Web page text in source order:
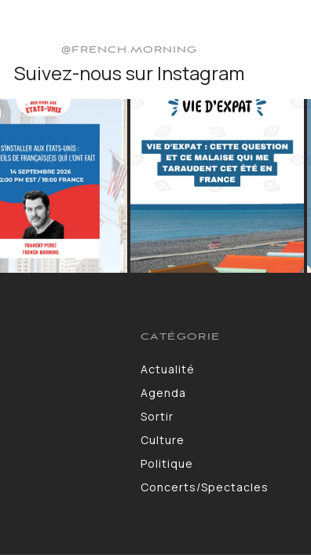
@FRENCH.MORNING
Suivez-nous sur Instagram
CATÉGORIE
Actualité
Agenda
Sortir
Culture
Politique
Concerts/Spectacles